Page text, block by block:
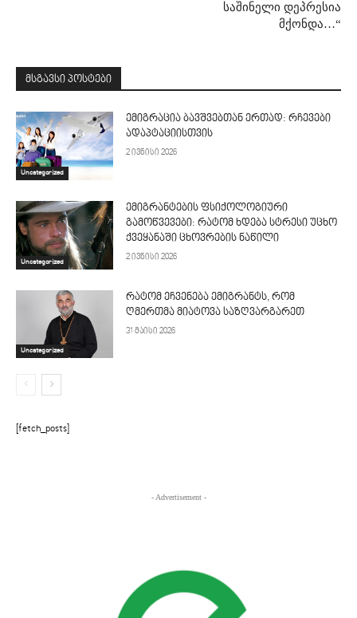
საშინელი დეპრესია
მქონდა…“
მსგავსი პოსტები
Uncategorized
ემიგრაცია ბავშვებთან ერთად: რჩევები
ადაპტაციისთვის
2 ივნისი 2026
Uncategorized
ემიგრანტების ფსიქოლოგიური
გამოწვევები: რატომ ხდება სტრესი უცხო
ქვეყანაში ცხოვრების ნაწილი
2 ივნისი 2026
Uncategorized
რატომ ეჩვენება ემიგრანტს, რომ
ღმერთმა მიატოვა საზღვარგარეთ
31 მაისი 2026
[fetch_posts]
- Advertisement -